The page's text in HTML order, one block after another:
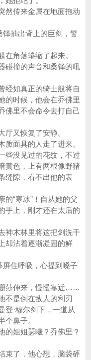
传来金属在地面拖动
抽出背上的巨剑，警
角落蜷缩了起来。
撞的声音和桑铎的吼
如真正的骑士般将自
的时候，他会在乔佛里
佛里不会命令去打自己
又恢复了安静。
面具的人走了进来。
没见过的花纹，不过
黄色，上有两根像野猪
缝隙，看不出他的表
“寒冰”！自从她的父
手上，刚才还在太后的
木林里将这把剑洗干
却沾着逐渐凝固的鲜
住呼吸，心提到嗓子
莎伸来，慢慢靠近……
不是倒在敌人的利刃
登·穆尔剑下，一道从
个鼻子。
姐姐瑟曦？乔佛里？
了，他心想，脑袋砰